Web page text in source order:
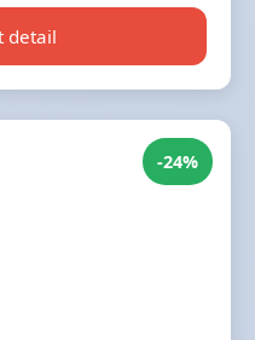
detail
-24%